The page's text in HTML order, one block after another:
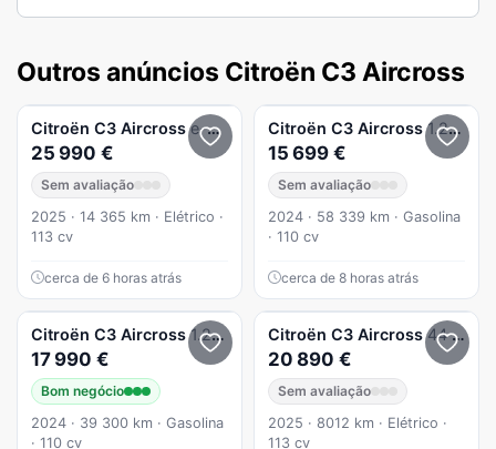
Outros anúncios Citroën C3 Aircross
Citroën C3 Aircross e-C3 Aircross 44 kWh Autonomia Conforto Max
25 990 €
Sem avaliação
2025 · 14 365 km · Elétrico ·
113 cv
cerca de 6 horas atrás
Citroën C3 Aircross 1.2 PureTech Plus
15 699 €
Sem avaliação
2024 · 58 339 km · Gasolina
· 110 cv
cerca de 8 horas atrás
Citroën C3 Aircross 1.2 PureTech 110 S&S CVM6 You
17 990 €
Bom negócio
2024 · 39 300 km · Gasolina
· 110 cv
Citroën C3 Aircross 44 kWh Autonomia Conforto Max
20 890 €
Sem avaliação
2025 · 8012 km · Elétrico ·
113 cv